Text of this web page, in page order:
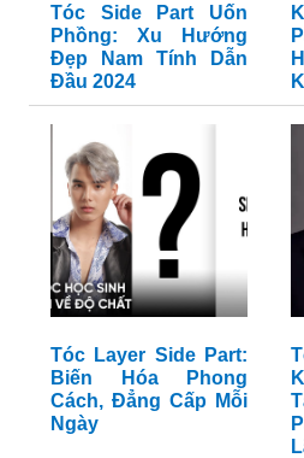
Tóc Side Part Uốn
Phồng: Xu Hướng
Đẹp Nam Tính Dẫn
Đầu 2024
Tóc Layer Side Part:
Biến Hóa Phong
Cách, Đẳng Cấp Mỗi
Ngày